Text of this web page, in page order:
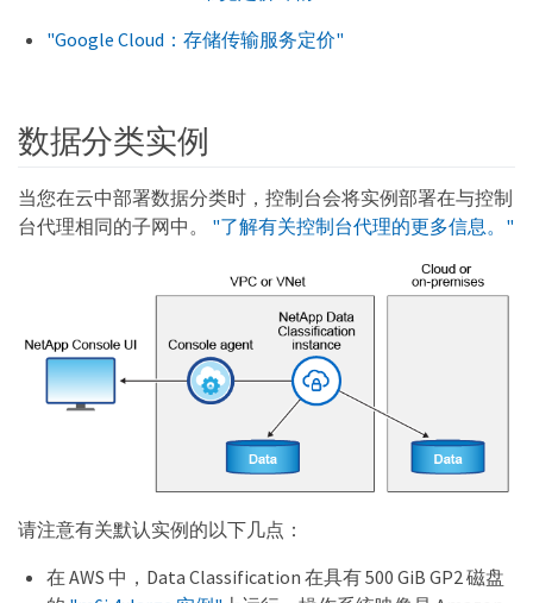
"Google Cloud：存储传输服务定价"
数据分类实例
当您在云中部署数据分类时，控制台会将实例部署在与控制
台代理相同的子网中。 "了解有关控制台代理的更多信息。"
请注意有关默认实例的以下几点：
在 AWS 中，Data Classification 在具有 500 GiB GP2 磁盘